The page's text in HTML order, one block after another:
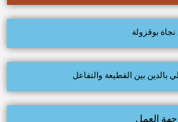
نجاة بوقزولة
بالدين بين القطيعة والتفاعل